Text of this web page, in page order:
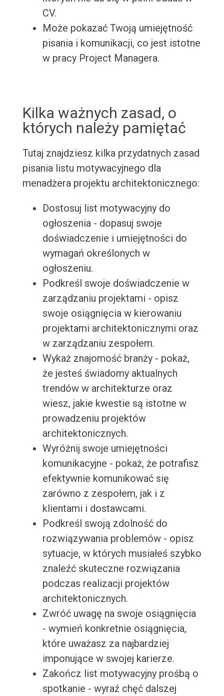
CV.
Może pokazać Twoją umiejętność
pisania i komunikacji, co jest istotne
w pracy Project Managera.
Kilka ważnych zasad, o
których należy pamiętać
Tutaj znajdziesz kilka przydatnych zasad
pisania listu motywacyjnego dla
menadżera projektu architektonicznego:
Dostosuj list motywacyjny do
ogłoszenia - dopasuj swoje
doświadczenie i umiejętności do
wymagań określonych w
ogłoszeniu.
Podkreśl swoje doświadczenie w
zarządzaniu projektami - opisz
swoje osiągnięcia w kierowaniu
projektami architektonicznymi oraz
w zarządzaniu zespołem.
Wykaż znajomość branży - pokaż,
że jesteś świadomy aktualnych
trendów w architekturze oraz
wiesz, jakie kwestie są istotne w
prowadzeniu projektów
architektonicznych.
Wyróżnij swoje umiejętności
komunikacyjne - pokaż, że potrafisz
efektywnie komunikować się
zarówno z zespołem, jak i z
klientami i dostawcami.
Podkreśl swoją zdolność do
rozwiązywania problemów - opisz
sytuacje, w których musiałeś szybko
znaleźć skuteczne rozwiązania
podczas realizacji projektów
architektonicznych.
Zwróć uwagę na swoje osiągnięcia
- wymień konkretnie osiągnięcia,
które uważasz za najbardziej
imponujące w swojej karierze.
Zakończ list motywacyjny prośbą o
spotkanie - wyraź chęć dalszej